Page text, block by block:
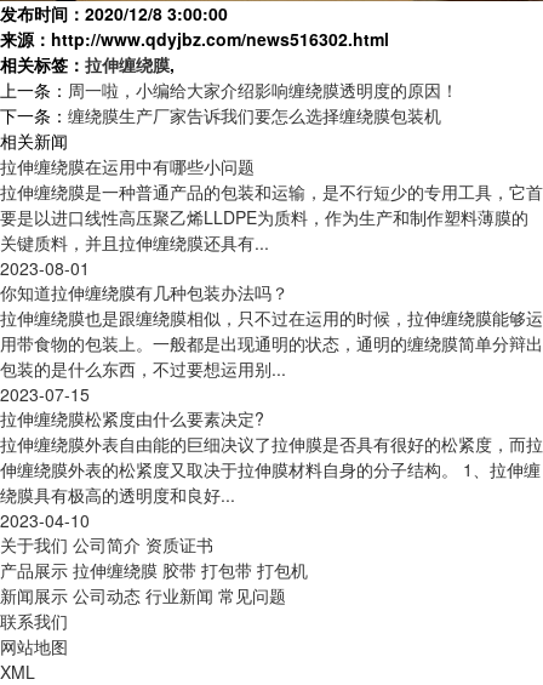
发布时间：2020/12/8 3:00:00
来源：http://www.qdyjbz.com/news516302.html
相关标签： 拉伸缠绕膜,
上一条： 周一啦，小编给大家介绍影响缠绕膜透明度的原因！
下一条： 缠绕膜生产厂家告诉我们要怎么选择缠绕膜包装机
相关新闻
拉伸缠绕膜在运用中有哪些小问题
拉伸缠绕膜是一种普通产品的包装和运输，是不行短少的专用工具，它首
要是以进口线性高压聚乙烯LLDPE为质料，作为生产和制作塑料薄膜的
关键质料，并且拉伸缠绕膜还具有...
2023-08-01
你知道拉伸缠绕膜有几种包装办法吗？
拉伸缠绕膜也是跟缠绕膜相似，只不过在运用的时候，拉伸缠绕膜能够运
用带食物的包装上。一般都是出现通明的状态，通明的缠绕膜简单分辩出
包装的是什么东西，不过要想运用别...
2023-07-15
拉伸缠绕膜松紧度由什么要素决定?
拉伸缠绕膜外表自由能的巨细决议了拉伸膜是否具有很好的松紧度，而拉
伸缠绕膜外表的松紧度又取决于拉伸膜材料自身的分子结构。 1、拉伸缠
绕膜具有极高的透明度和良好...
2023-04-10
关于我们 公司简介 资质证书
产品展示 拉伸缠绕膜 胶带 打包带 打包机
新闻展示 公司动态 行业新闻 常见问题
联系我们
网站地图
XML